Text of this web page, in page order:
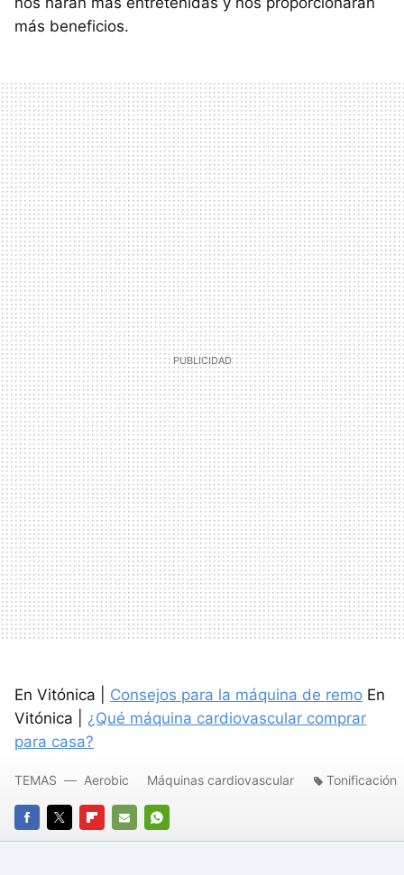
más beneficios.
En Vitónica | Consejos para la máquina de remo En
Vitónica | ¿Qué máquina cardiovascular comprar
para casa?
FACEBOOK
TWITTERFLIPBOARD
E-
WHATSAPP
TEMAS Aerobic Máquinas cardiovascular Tonificación